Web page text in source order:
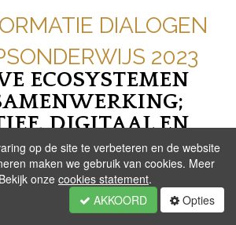
DIALOGEN
2023
ECOSYSTEMEN
DIGITAAL EN
ONDERWIJS
Datum:
op de site te verbeteren en de website
maken we gebruik van cookies. Meer
onze cookies statement.
AKKOORD
Opties